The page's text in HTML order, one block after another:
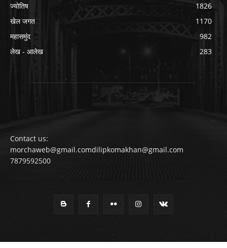
ज्योतिष
1826
खेल जगत
1170
महासमुंद
982
लेख - आलेख
283
Contact us:
morchaweb@gmail.comdilipkomakhan@gmail.com
7879592500